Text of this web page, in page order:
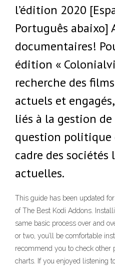
l’édition 2020
Português abaixo]
documentaires!
édition «
recherche des
actuels et
liés à la gestion
question politique
cadre des
actuelles.
This guide has been updated
of The Best Kodi Addons.
same basic process over and
or two, you’ll be comfortable
recommend you to check
charts. If you enjoyed listening